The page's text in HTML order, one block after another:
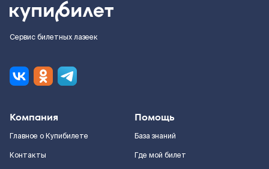
Сервис билетных лазеек
Компания
Главное о Купибилете
Контакты
Помощь
База знаний
Где мой билет